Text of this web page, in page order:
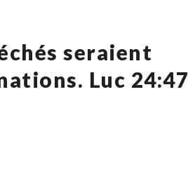
seraient
Luc 24:47